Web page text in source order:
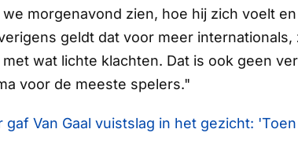
morgenavond zien, hoe hij zich voelt
geldt dat voor meer internationals,
wat lichte klachten. Dat is ook geen
voor de meeste spelers."
gaf Van Gaal vuistslag in het gezicht: